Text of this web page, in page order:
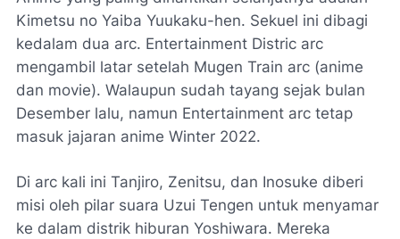
Kimetsu no Yaiba Yuukaku-hen. Sekuel ini dibagi
kedalam dua arc. Entertainment Distric arc
mengambil latar setelah Mugen Train arc (anime
dan movie). Walaupun sudah tayang sejak bulan
Desember lalu, namun Entertainment arc tetap
masuk jajaran anime Winter 2022.
Di arc kali ini Tanjiro, Zenitsu, dan Inosuke diberi
misi oleh pilar suara Uzui Tengen untuk menyamar
ke dalam distrik hiburan Yoshiwara. Mereka